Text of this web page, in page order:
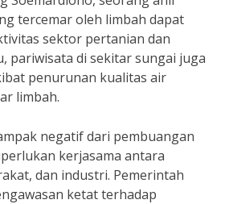
tercemar oleh limbah dapat
sektor pertanian dan
pariwisata di sekitar sungai juga
penurunan kualitas air
limbah.
negatif dari pembuangan
kerjasama antara
dan industri. Pemerintah
ketat terhadap